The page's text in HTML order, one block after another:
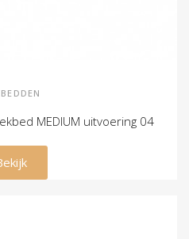
MEDIUM uitvoering 04